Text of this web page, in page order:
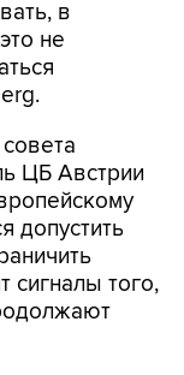
в
не
ЦБ Австрии
допустить
сигналы того,